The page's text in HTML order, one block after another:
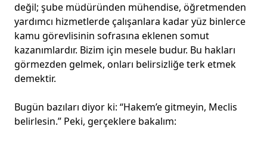
değil; şube müdüründen mühendise, öğretmenden
yardımcı hizmetlerde çalışanlara kadar yüz binlerce
kamu görevlisinin sofrasına eklenen somut
kazanımlardır. Bizim için mesele budur. Bu hakları
görmezden gelmek, onları belirsizliğe terk etmek
demektir.
Bugün bazıları diyor ki: “Hakem’e gitmeyin, Meclis
belirlesin.” Peki, gerçeklere bakalım: